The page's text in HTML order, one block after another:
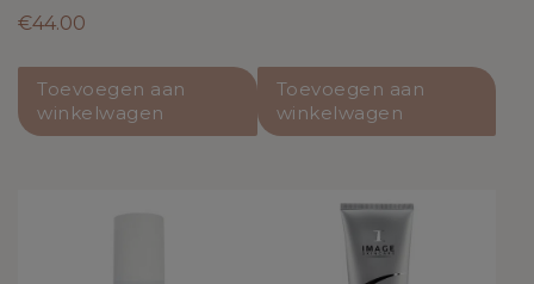
€44.00
Toevoegen aan
winkelwagen
Toevoegen aan
winkelwagen